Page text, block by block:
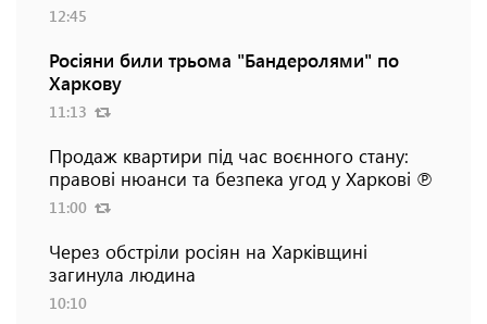
12:45
Росіяни били трьома "Бандеролями" по
Харкову
11:13
Продаж квартири під час воєнного стану:
правові нюанси та безпека угод у Харкові ℗
11:00
Через обстріли росіян на Харківщині
загинула людина
10:10